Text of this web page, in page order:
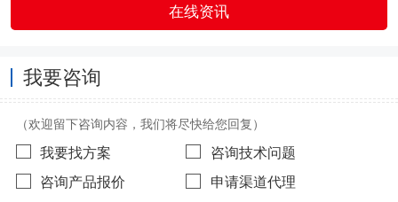
在线资讯
我要咨询
（欢迎留下咨询内容，我们将尽快给您回复）
我要找方案
咨询技术问题
咨询产品报价
申请渠道代理